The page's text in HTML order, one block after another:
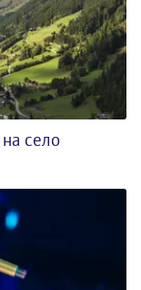
село